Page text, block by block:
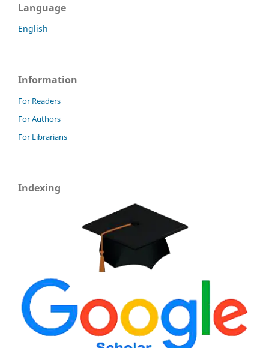
Language
English
Information
For Readers
For Authors
For Librarians
Indexing